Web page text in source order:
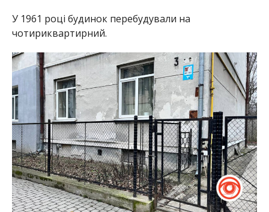
У 1961 році будинок перебудували на
чотириквартирний.